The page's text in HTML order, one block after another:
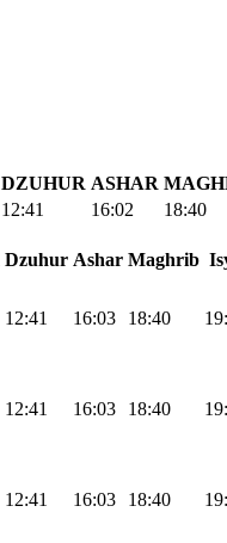
DZUHUR ASHAR
12:41 16:02
18:40
Dzuhur Ashar Maghrib
12:41 16:03 18:40
12:41 16:03 18:40
12:41 16:03 18:40